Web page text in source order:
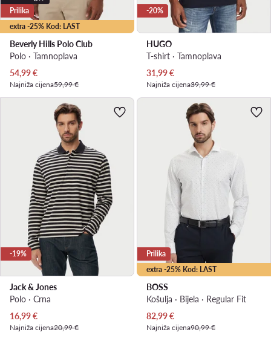
extra -25% Kod: LAST
Prilika
Beverly Hills Polo Club
Polo · Tamnoplava
Trenutna cijena
54,99€
Najniža cijena59,99 €
-20%
HUGO
T-shirt · Tamnoplava
Trenutna cijena
31,99€
Najniža cijena39,99 €
-19%
Jack & Jones
Polo · Crna
Trenutna cijena
16,99€
Najniža cijena20,99 €
extra -25% Kod: LAST
Prilika
BOSS
Košulja · Bijela · Regular Fit
Trenutna cijena
82,99€
Najniža cijena90,99 €